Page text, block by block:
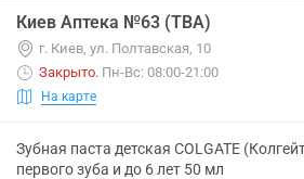
Киев Аптека №63 (ТВА)
г. Киев, ул. Полтавская, 10
Закрыто. Пн-Вс: 08:00-21:00
На карте
Зубная паста детская COLGATE
первого зуба и до 6 лет 50 мл